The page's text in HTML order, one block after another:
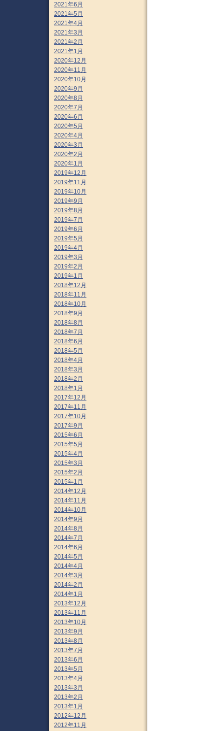
2021年6月
2021年5月
2021年4月
2021年3月
2021年2月
2021年1月
2020年12月
2020年11月
2020年10月
2020年9月
2020年8月
2020年7月
2020年6月
2020年5月
2020年4月
2020年3月
2020年2月
2020年1月
2019年12月
2019年11月
2019年10月
2019年9月
2019年8月
2019年7月
2019年6月
2019年5月
2019年4月
2019年3月
2019年2月
2019年1月
2018年12月
2018年11月
2018年10月
2018年9月
2018年8月
2018年7月
2018年6月
2018年5月
2018年4月
2018年3月
2018年2月
2018年1月
2017年12月
2017年11月
2017年10月
2017年9月
2015年6月
2015年5月
2015年4月
2015年3月
2015年2月
2015年1月
2014年12月
2014年11月
2014年10月
2014年9月
2014年8月
2014年7月
2014年6月
2014年5月
2014年4月
2014年3月
2014年2月
2014年1月
2013年12月
2013年11月
2013年10月
2013年9月
2013年8月
2013年7月
2013年6月
2013年5月
2013年4月
2013年3月
2013年2月
2013年1月
2012年12月
2012年11月